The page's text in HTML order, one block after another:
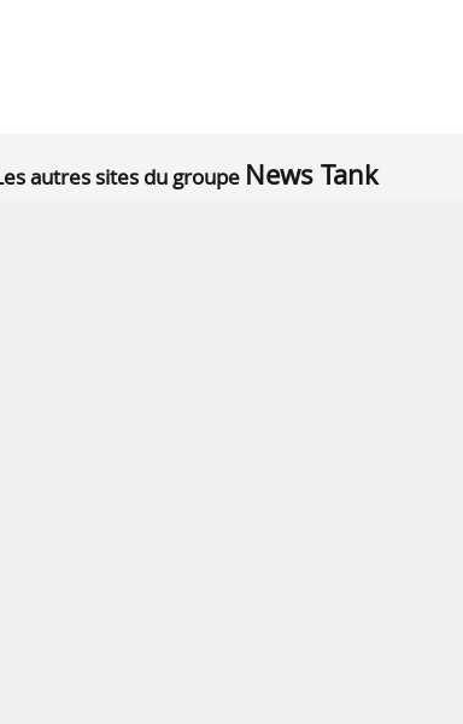
autres sites du groupe News Tank